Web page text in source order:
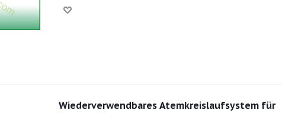
Wiederverwendbares Atemkreislaufsystem für